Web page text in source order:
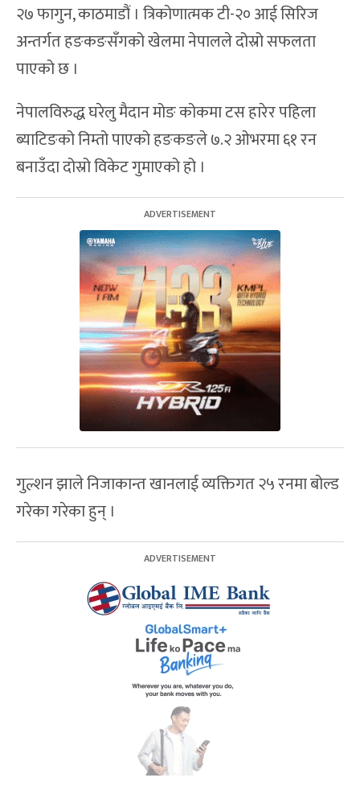
२७ फागुन, काठमाडौं । त्रिकोणात्मक टी-२० आई सिरिज
अन्तर्गत हङकङसँगको खेलमा नेपालले दोस्रो सफलता
पाएको छ ।
नेपालविरुद्ध घरेलु मैदान मोङ कोकमा टस हारेर पहिला
ब्याटिङको निम्तो पाएको हङकङले ७.२ ओभरमा ६१ रन
बनाउँदा दोस्रो विकेट गुमाएको हो ।
गुल्शन झाले निजाकान्त खानलाई व्यक्तिगत २५ रनमा बोल्ड
गरेका गरेका हुन् ।